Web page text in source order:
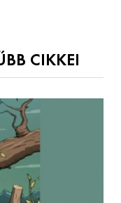
CIKKEI